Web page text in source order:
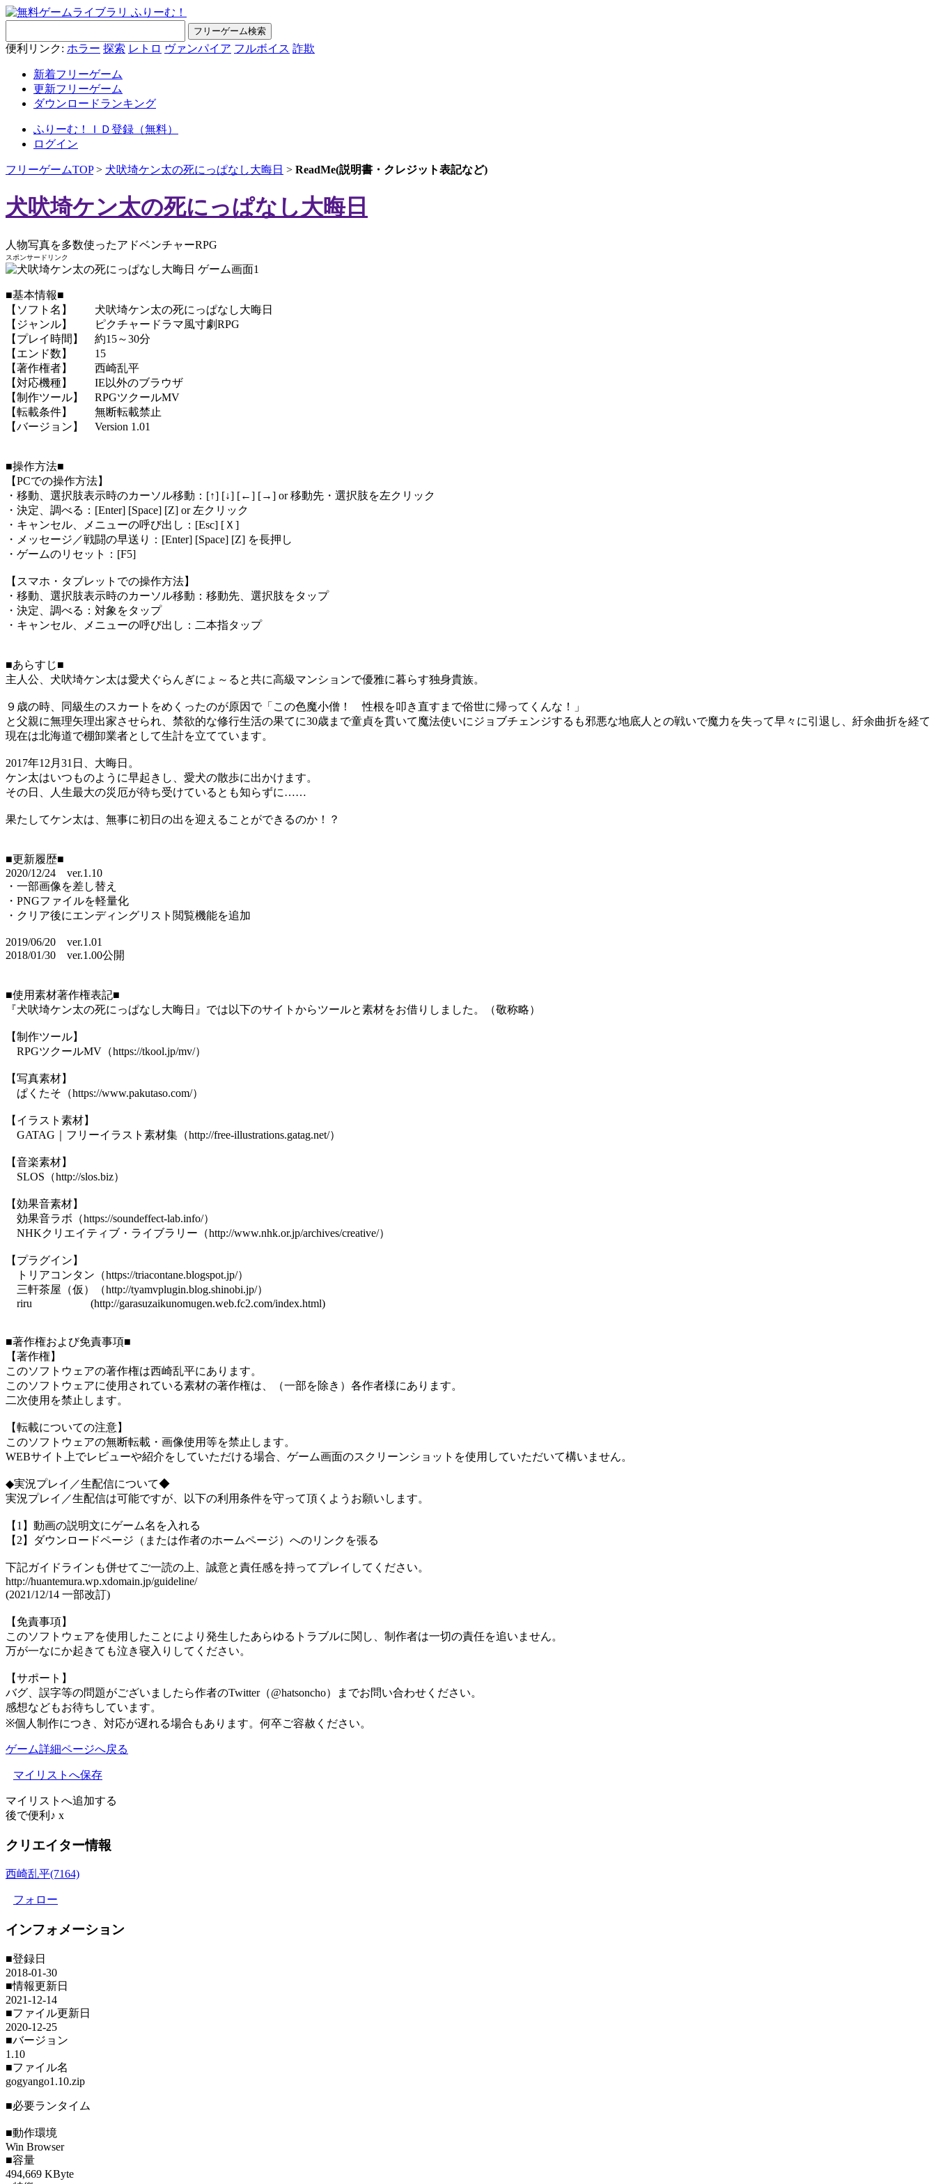
便利リンク: ホラー 探索 レトロ ヴァンパイア フルボイス 詐欺
新着フリーゲーム
更新フリーゲーム
ダウンロードランキング
ふりーむ！ＩＤ登録（無料）
ログイン
フリーゲームTOP> 犬吠埼ケン太の死にっぱなし大晦日 > ReadMe(説明書・クレジット表記など)
犬吠埼ケン太の死にっぱなし大晦日
人物写真を多数使ったアドベンチャーRPG
スポンサードリンク
■基本情報■
【ソフト名】 犬吠埼ケン太の死にっぱなし大晦日
【ジャンル】 ピクチャードラマ風寸劇RPG
【プレイ時間】 約15～30分
【エンド数】 15
【著作権者】 西崎乱平
【対応機種】 IE以外のブラウザ
【制作ツール】 RPGツクールMV
【転載条件】 無断転載禁止
【バージョン】 Version 1.01
■操作方法■
【PCでの操作方法】
・移動、選択肢表示時のカーソル移動：[↑] [↓] [←] [→] or 移動先・選択肢を左クリック
・決定、調べる：[Enter] [Space] [Z] or 左クリック
・キャンセル、メニューの呼び出し：[Esc] [Ｘ]
・メッセージ／戦闘の早送り：[Enter] [Space] [Z] を長押し
・ゲームのリセット：[F5]
【スマホ・タブレットでの操作方法】
・移動、選択肢表示時のカーソル移動：移動先、選択肢をタップ
・決定、調べる：対象をタップ
・キャンセル、メニューの呼び出し：二本指タップ
■あらすじ■
主人公、犬吠埼ケン太は愛犬ぐらんぎにょ～ると共に高級マンションで優雅に暮らす独身貴族。
９歳の時、同級生のスカートをめくったのが原因で「この色魔小僧！ 性根を叩き直すまで俗世に帰ってくんな！」
と父親に無理矢理出家させられ、禁欲的な修行生活の果てに30歳まで童貞を貫いて魔法使いにジョブチェンジするも邪悪な地底人との戦いで魔力を失って早々に引退し、紆余曲折を経て
現在は北海道で棚卸業者として生計を立てています。
2017年12月31日、大晦日。
ケン太はいつものように早起きし、愛犬の散歩に出かけます。
その日、人生最大の災厄が待ち受けているとも知らずに……
果たしてケン太は、無事に初日の出を迎えることができるのか！？
■更新履歴■
2020/12/24 ver.1.10
・一部画像を差し替え
・PNGファイルを軽量化
・クリア後にエンディングリスト閲覧機能を追加
2019/06/20 ver.1.01
2018/01/30 ver.1.00公開
■使用素材著作権表記■
『犬吠埼ケン太の死にっぱなし大晦日』では以下のサイトからツールと素材をお借りしました。（敬称略）
【制作ツール】
RPGツクールMV（https://tkool.jp/mv/）
【写真素材】
ぱくたそ（https://www.pakutaso.com/）
【イラスト素材】
GATAG｜フリーイラスト素材集（http://free-illustrations.gatag.net/）
【音楽素材】
SLOS（http://slos.biz）
【効果音素材】
効果音ラボ（https://soundeffect-lab.info/）
NHKクリエイティブ・ライブラリー（http://www.nhk.or.jp/archives/creative/）
【プラグイン】
トリアコンタン（https://triacontane.blogspot.jp/）
三軒茶屋（仮）（http://tyamvplugin.blog.shinobi.jp/）
riru (http://garasuzaikunomugen.web.fc2.com/index.html)
■著作権および免責事項■
【著作権】
このソフトウェアの著作権は西崎乱平にあります。
このソフトウェアに使用されている素材の著作権は、（一部を除き）各作者様にあります。
二次使用を禁止します。
【転載についての注意】
このソフトウェアの無断転載・画像使用等を禁止します。
WEBサイト上でレビューや紹介をしていただける場合、ゲーム画面のスクリーンショットを使用していただいて構いません。
◆実況プレイ／生配信について◆
実況プレイ／生配信は可能ですが、以下の利用条件を守って頂くようお願いします。
【1】動画の説明文にゲーム名を入れる
【2】ダウンロードページ（または作者のホームページ）へのリンクを張る
下記ガイドラインも併せてご一読の上、誠意と責任感を持ってプレイしてください。
http://huantemura.wp.xdomain.jp/guideline/
(2021/12/14 一部改訂)
【免責事項】
このソフトウェアを使用したことにより発生したあらゆるトラブルに関し、制作者は一切の責任を追いません。
万が一なにか起きても泣き寝入りしてください。
【サポート】
バグ、誤字等の問題がございましたら作者のTwitter（@hatsoncho）までお問い合わせください。
感想などもお待ちしています。
※個人制作につき、対応が遅れる場合もあります。何卒ご容赦ください。
ゲーム詳細ページへ戻る
マイリストへ保存
マイリストへ追加する
後で便利♪ x
クリエイター情報
西崎乱平(7164)
フォロー
インフォメーション
■登録日
2018-01-30
■情報更新日
2021-12-14
■ファイル更新日
2020-12-25
■バージョン
1.10
■ファイル名
gogyango1.10.zip
■必要ランタイム
■動作環境
Win Browser
■容量
494,669 KByte